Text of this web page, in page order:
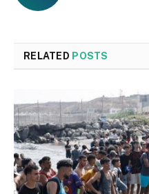
RELATED POSTS